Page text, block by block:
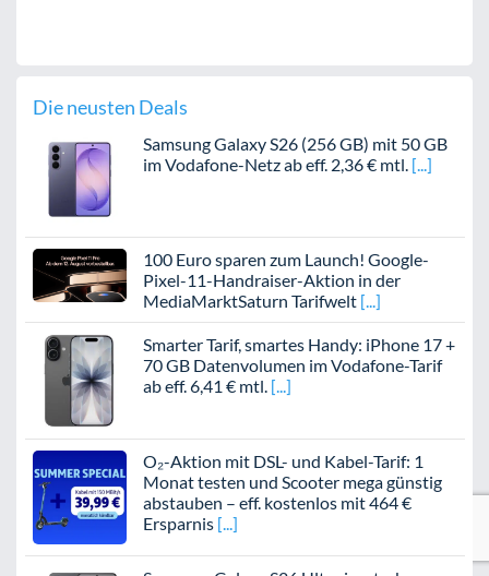
Die neusten Deals
Samsung Galaxy S26 (256 GB) mit 50 GB
im Vodafone-Netz ab eff. 2,36 € mtl.
100 Euro sparen zum Launch! Google-
Pixel-11-Handraiser-Aktion in der
MediaMarktSaturn Tarifwelt
Smarter Tarif, smartes Handy: iPhone 17 +
70 GB Datenvolumen im Vodafone-Tarif
ab eff. 6,41 € mtl.
O₂-Aktion mit DSL- und Kabel-Tarif: 1
Monat testen und Scooter mega günstig
abstauben – eff. kostenlos mit 464 €
Ersparnis